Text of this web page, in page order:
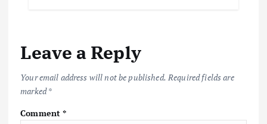
o
k
p
p k
Leave a Reply
Your email address will not be published. Required fields are
marked*
Comment*